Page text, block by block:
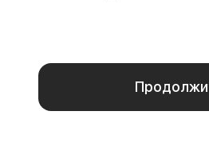
аналитических сервисов согласно
конфиденциальности